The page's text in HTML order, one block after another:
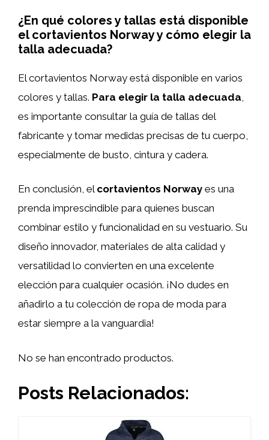
¿En qué colores y tallas está disponible
el cortavientos Norway y cómo elegir la
talla adecuada?
El cortavientos Norway está disponible en varios
colores y tallas. Para elegir la talla adecuada
es importante consultar la guía de tallas del
fabricante y tomar medidas precisas de tu cuerpo,
especialmente de busto, cintura y cadera.
En conclusión, el cortavientos Norway es una
prenda imprescindible para quienes buscan
combinar estilo y funcionalidad en su vestuario. Su
diseño innovador, materiales de alta calidad y
versatilidad lo convierten en una excelente
elección para cualquier ocasión. ¡No dudes en
añadirlo a tu colección de ropa de moda para
estar siempre a la vanguardia!
No se han encontrado productos.
Posts Relacionados: